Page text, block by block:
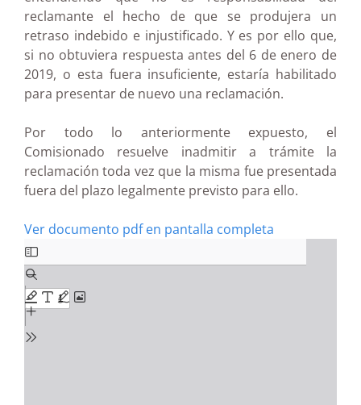
reclamante el hecho de que se produjera un
retraso indebido e injustificado. Y es por ello que,
si no obtuviera respuesta antes del 6 de enero de
2019, o esta fuera insuficiente, estaría habilitado
para presentar de nuevo una reclamación.
Por todo lo anteriormente expuesto, el
Comisionado resuelve inadmitir a trámite la
reclamación toda vez que la misma fue presentada
fuera del plazo legalmente previsto para ello.
Ver documento pdf en pantalla completa